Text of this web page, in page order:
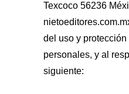
Texcoco 56236
del uso y
personales, y al
siguiente: